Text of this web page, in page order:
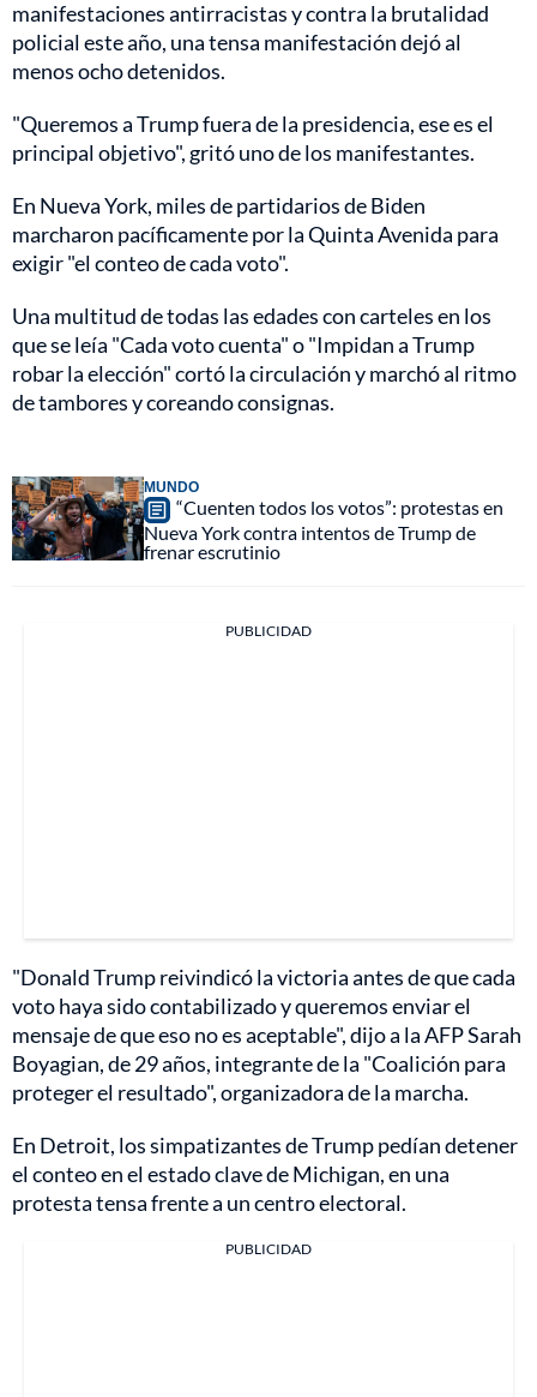
manifestaciones antirracistas y contra la brutalidad
policial este año, una tensa manifestación dejó al
menos ocho detenidos.
"Queremos a Trump fuera de la presidencia, ese es el
principal objetivo", gritó uno de los manifestantes.
En Nueva York, miles de partidarios de Biden
marcharon pacíficamente por la Quinta Avenida para
exigir "el conteo de cada voto".
Una multitud de todas las edades con carteles en los
que se leía "Cada voto cuenta" o "Impidan a Trump
robar la elección" cortó la circulación y marchó al ritmo
de tambores y coreando consignas.
MUNDO
“Cuenten todos los votos”: protestas en
Nueva York contra intentos de Trump de
frenar escrutinio
PUBLICIDAD
"Donald Trump reivindicó la victoria antes de que cada
voto haya sido contabilizado y queremos enviar el
mensaje de que eso no es aceptable", dijo a la AFP Sarah
Boyagian, de 29 años, integrante de la "Coalición para
proteger el resultado", organizadora de la marcha.
En Detroit, los simpatizantes de Trump pedían detener
el conteo en el estado clave de Michigan, en una
protesta tensa frente a un centro electoral.
PUBLICIDAD